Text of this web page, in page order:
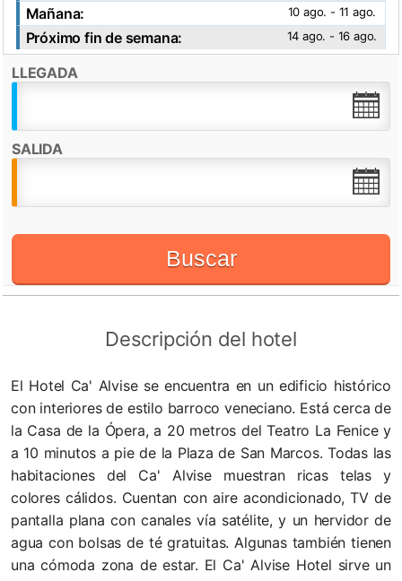
Check in desde:14:00h
Recepción 24 horas
Mañana: 10 ago. - 11 ago.
Próximo fin de semana: 14 ago. - 16 ago.
LLEGADA
SALIDA
Buscar
Descripción del hotel
El Hotel Ca' Alvise se encuentra en un edificio histórico
con interiores de estilo barroco veneciano. Está cerca de
la Casa de la Ópera, a 20 metros del Teatro La Fenice y
a 10 minutos a pie de la Plaza de San Marcos. Todas las
habitaciones del Ca' Alvise muestran ricas telas y
colores cálidos. Cuentan con aire acondicionado, TV de
pantalla plana con canales vía satélite, y un hervidor de
agua con bolsas de té gratuitas. Algunas también tienen
una cómoda zona de estar. El Ca' Alvise Hotel sirve un